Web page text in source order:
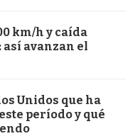
km/h y caída
avanzan el
Unidos que ha
período y qué